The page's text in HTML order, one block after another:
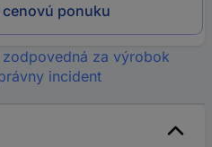
ponuku
za výrobok
incident